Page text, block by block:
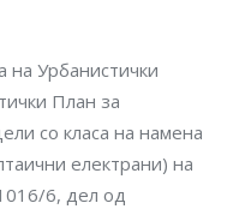
Урбанистички
План за
со класа на намена
електрани) на
6, дел од